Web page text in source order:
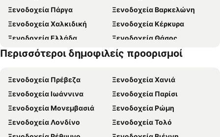
Ξενοδοχεία Πάργα
Ξενοδοχεία Βαρκελώνη
Ξενοδοχεία Χαλκιδική
Ξενοδοχεία Κέρκυρα
Ξενοδοχεία Ελλάδα
Ξενοδοχεία Θάσος
Ξενοδοχεία Ζάκυνθος
Ξενοδοχεία Εύβοια
Περισσότεροι δημοφιλείς προορισμοί
Ξενοδοχεία Πρέβεζα
Ξενοδοχεία Χανιά
Ξενοδοχεία Ιωάννινα
Ξενοδοχεία Παρίσι
Ξενοδοχεία Μονεμβασιά
Ξενοδοχεία Ρώμη
Ξενοδοχεία Λονδίνο
Ξενοδοχεία Τολό